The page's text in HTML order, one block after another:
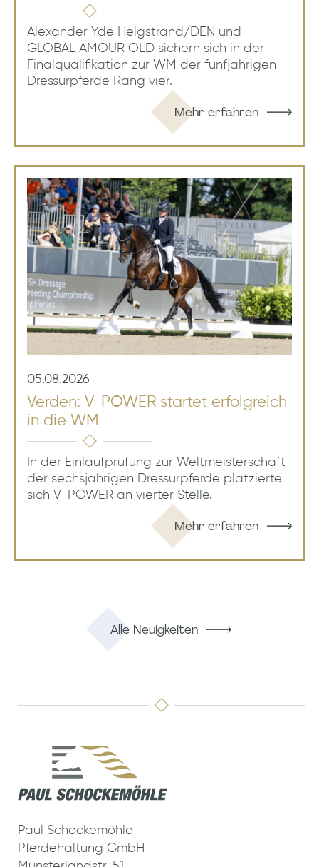
Alexander Yde Helgstrand/DEN und
GLOBAL AMOUR OLD sichern sich in der
Finalqualifikation zur WM der fünfjährigen
Dressurpferde Rang vier.
Mehr erfahren
05.08.2026
Verden: V-POWER startet erfolgreich
in die WM
In der Einlaufprüfung zur Weltmeisterschaft
der sechsjährigen Dressurpferde platzierte
sich V-POWER an vierter Stelle.
Mehr erfahren
Alle Neuigkeiten
Paul Schockemöhle
Pferdehaltung GmbH